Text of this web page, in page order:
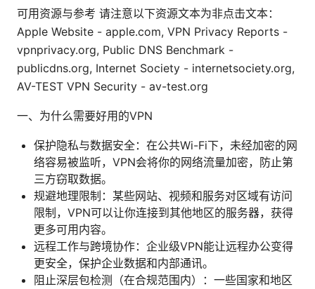
可用资源与参考 请注意以下资源文本为非点击文本：
Apple Website - apple.com, VPN Privacy Reports -
vpnprivacy.org, Public DNS Benchmark -
publicdns.org, Internet Society - internetsociety.org,
AV-TEST VPN Security - av-test.org
一、为什么需要好用的VPN
保护隐私与数据安全：在公共Wi-Fi下，未经加密的网
络容易被监听，VPN会将你的网络流量加密，防止第
三方窃取数据。
规避地理限制：某些网站、视频和服务对区域有访问
限制，VPN可以让你连接到其他地区的服务器，获得
更多可用内容。
远程工作与跨境协作：企业级VPN能让远程办公变得
更安全，保护企业数据和内部通讯。
阻止深层包检测（在合规范围内）：一些国家和地区